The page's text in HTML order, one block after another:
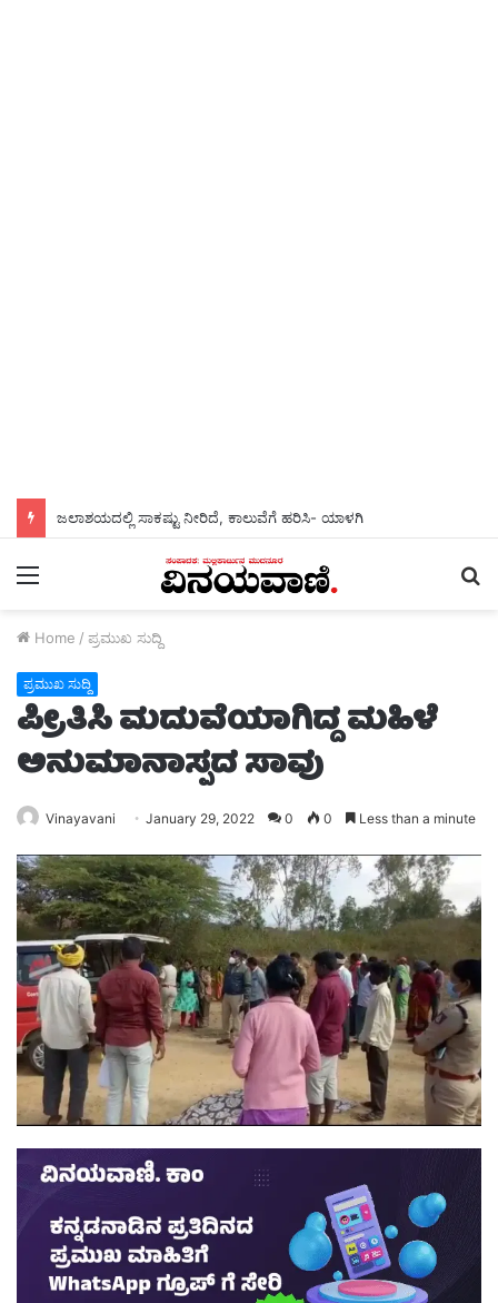
ಜಲಾಶಯದಲ್ಲಿ ಸಾಕಷ್ಟು ನೀರಿದೆ, ಕಾಲುವೆಗೆ ಹರಿಸಿ- ಯಾಳಗಿ
Menu
Home / ಪ್ರಮುಖ ಸುದ್ದಿ
ಪ್ರಮುಖ ಸುದ್ದಿ
ಪ್ರೀತಿಸಿ ಮದುವೆಯಾಗಿದ್ದ ಮಹಿಳೆ
ಅನುಮಾನಾಸ್ಪದ ಸಾವು
Vinayavani January 29, 2022 0 0 Less than a minute